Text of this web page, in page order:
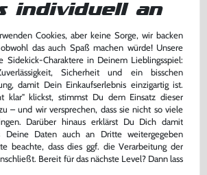
Original SNES / Super Famicom
Controller SHVC-005
sehr guter Zustand, gebraucht
-25% bisher 39,99 €
jetzt nur29,99 €
Warenkorb
individuell an
Cookies, aber keine Sorge, wir backen
das auch Spaß machen würde! Unsere
Sidekick-Charaktere in Deinem Lieblingsspiel:
Sicherheit und ein bisschen
damit Dein Einkaufserlebnis einzigartig ist.
klar" klickst, stimmst Du dem Einsatz dieser
– und wir versprechen, dass sie nicht so viele
Darüber hinaus erklärst Du Dich damit
Deine Daten auch an Dritte weitergegeben
beachte, dass dies ggf. die Verarbeitung der
Bereit für das nächste Level? Dann lass